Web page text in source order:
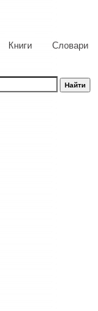
Книги Словари